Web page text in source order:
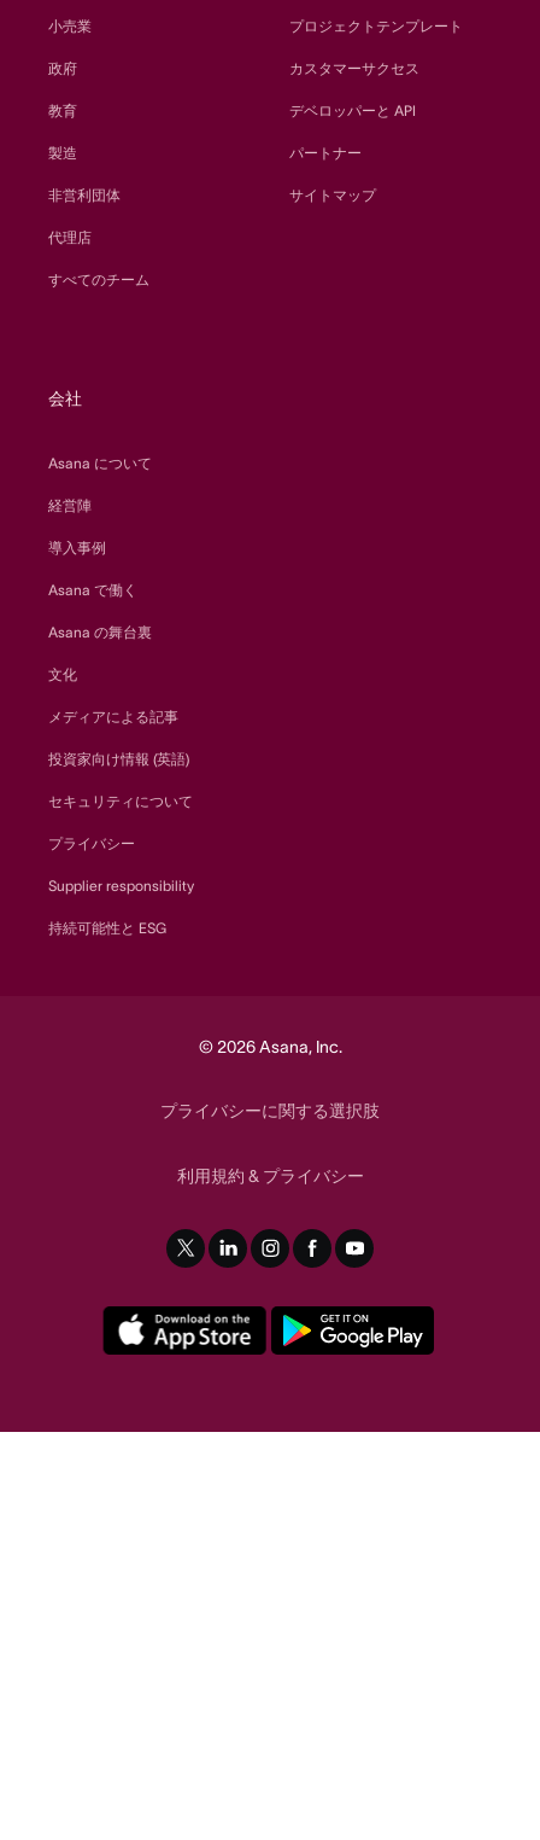
小売業
政府
教育
製造
非営利団体
代理店
すべてのチーム
プロジェクトテンプレート
カスタマーサクセス
デベロッパーと API
パートナー
サイトマップ
会社
Asana について
経営陣
導入事例
Asana で働く
Asana の舞台裏
文化
メディアによる記事
投資家向け情報 (英語)
セキュリティについて
プライバシー
Supplier responsibility
持続可能性と ESG
© 2026 Asana, Inc.
プライバシーに関する選択肢
利用規約 & プライバシー